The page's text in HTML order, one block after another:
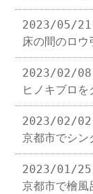
2023/05/21
床の間のロウ
2023/02/08
ヒノキブロを
2023/02/02
京都市でシン
2023/01/25
京都市で檜風